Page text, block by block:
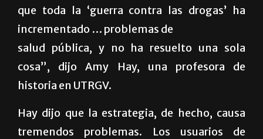
que toda la ‘guerra contra las drogas’ ha
incrementado … problemas de
salud pública, y no ha resuelto una sola
cosa”, dijo Amy Hay, una profesora de
historia en UTRGV.
Hay dijo que la estrategia, de hecho, causa
tremendos problemas. Los usuarios de